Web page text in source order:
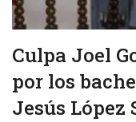
Culpa Joel
por los
Jesús López